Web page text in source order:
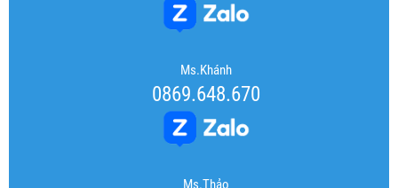
Ms.Khánh
0869.648.670
Ms.Thảo